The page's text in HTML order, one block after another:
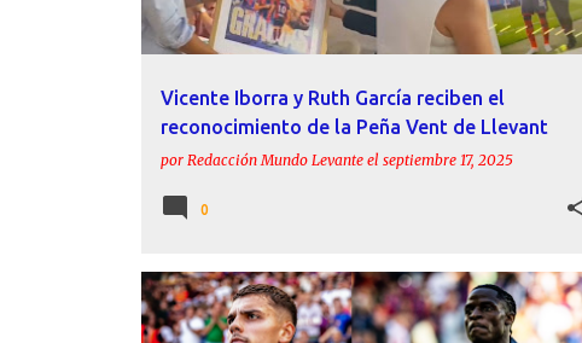
Vicente Iborra y Ruth García reciben el
reconocimiento de la Peña Vent de Llevant
por Redacción Mundo Levante el septiembre 17, 2025
0
BETIS ETTA EYONG GODUINE KOYALIPOU